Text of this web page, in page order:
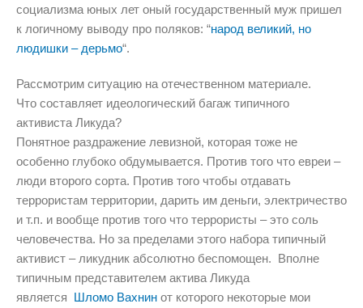
социализма юных лет оный государственный муж пришел
к логичному выводу про поляков: “народ великий, но
людишки – дерьмо“.
Рассмотрим ситуацию на отечественном материале.
Что составляет идеологический багаж типичного
активиста Ликуда?
Понятное раздражение левизной, которая тоже не
особенно глубоко обдумывается. Против того что евреи –
люди второго сорта. Против того чтобы отдавать
террористам территории, дарить им деньги, электричество
и т.п. и вообще против того что террористы – это соль
человечества. Но за пределами этого набора типичный
активист – ликудник абсолютно беспомощен. Вполне
типичным представителем актива Ликуда
является Шломо Вахнин от которого некоторые мои